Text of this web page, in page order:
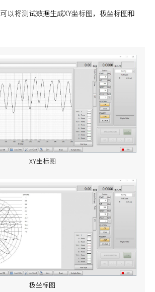
以将测试数据生成XY坐标图，极坐标图和
XY坐标图
极坐标图